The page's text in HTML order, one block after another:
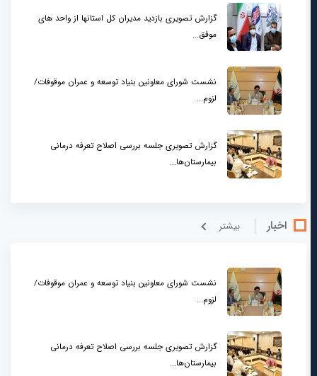
گزارش تصویری بازدید مدیران کل استانها از واحد های
موفق...
نشست شورای معاونین بنیاد توسعه و عمران موقوفات/
لزوم...
گزارش تصویری جلسه بررسی اصلاح تعرفه درمانی
بیمارستان‌ها...
اخبار بيشتر
نشست شورای معاونین بنیاد توسعه و عمران موقوفات/
لزوم...
گزارش تصویری جلسه بررسی اصلاح تعرفه درمانی
بیمارستان‌ها...